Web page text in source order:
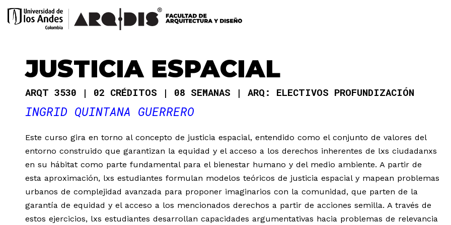
JUSTICIA ESPACIAL
ARQT 3530 02 CRÉDITOS 08 SEMANAS ARQ: ELECTIVOS PROFUNDIZACIÓN
INGRID QUINTANA GUERRERO
Este curso gira en torno al concepto de justicia espacial, entendido como el conjunto de valores del
entorno construido que garantizan la equidad y el acceso a los derechos inherentes de lxs ciudadanxs
en su hábitat como parte fundamental para el bienestar humano y del medio ambiente. A partir de
esta aproximación, lxs estudiantes formulan modelos teóricos de justicia espacial y mapean problemas
urbanos de complejidad avanzada para proponer imaginarios con la comunidad, que parten de la
garantía de equidad y el acceso a los mencionados derechos a partir de acciones semilla. A través de
estos ejercicios, lxs estudiantes desarrollan capacidades argumentativas hacia problemas de relevancia